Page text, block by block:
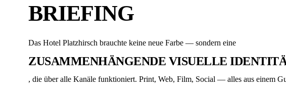
BRIEFING
Das Hotel Platzhirsch brauchte keine neue Farbe — sondern eine
ZUSAMMENHÄNGENDE VISUELLE
, die über alle Kanäle funktioniert. Print, Web, Film, Social — alles aus einem